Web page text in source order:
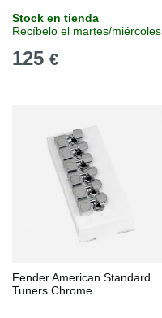
Stock en tienda
Recíbelo el martes/miércoles
125 €
Fender American Standard
Tuners Chrome